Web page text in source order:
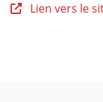
Lien vers le